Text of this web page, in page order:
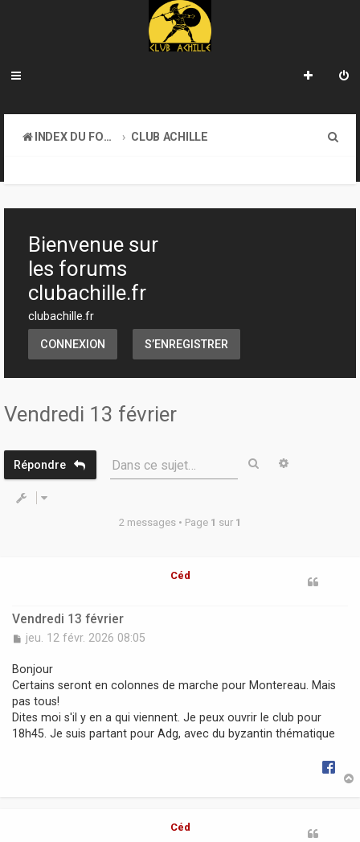
INDEX DU FORUM
CLUB ACHILLE
h
Bienvenue sur
les forums
clubachille.fr
clubachille.fr
CONNEXION S’ENREGISTRER
Vendredi 13 février
Répondre Dans ce sujet… Rechercher
2 messages • Page 1 sur 1
Céd
Vendredi 13 février
M
s
a
g
e
jeu. 12 févr. 2026 08:05
Bonjour
Certains seront en colonnes de marche pour Montereau. Mais
pas tous!
Dites moi s'il y en a qui viennent. Je peux ouvrir le club pour
18h45. Je suis partant pour Adg, avec du byzantin thématique
Céd